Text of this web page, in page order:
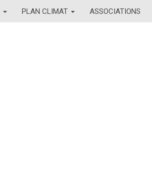
PLAN CLIMAT ASSOCIATIONS